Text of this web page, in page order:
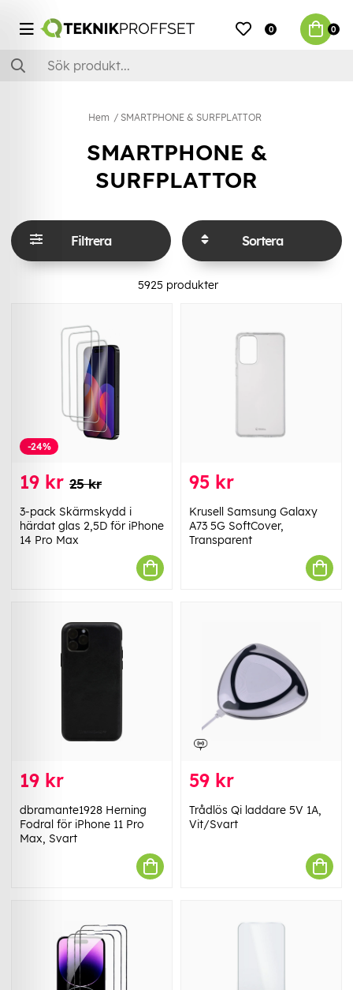
0 0
Hem SMARTPHONE & SURFPLATTOR
SMARTPHONE &
SURFPLATTOR
Filtrera Sortera
5925 produkter
-24%
19 kr 25 kr
3-pack Skärmskydd i
härdat glas 2,5D för iPhone
14 Pro Max
95 kr
Krusell Samsung Galaxy
A73 5G SoftCover,
Transparent
19 kr
dbramante1928 Herning
Fodral för iPhone 11 Pro
Max, Svart
59 kr
Trådlös Qi laddare 5V 1A,
Vit/Svart